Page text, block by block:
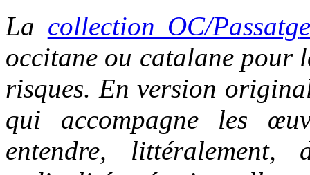
La collection OC/Passatg
occitane ou catalane pour
risques. En version
qui accompagne les
entendre,